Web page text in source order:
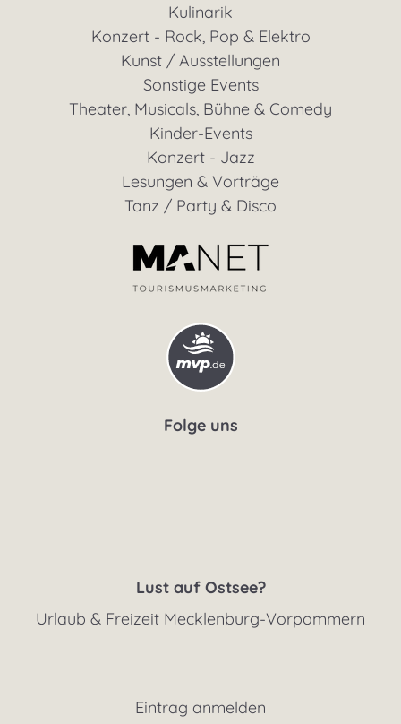
Kulinarik
Konzert - Rock, Pop & Elektro
Kunst / Ausstellungen
Sonstige Events
Theater, Musicals, Bühne & Comedy
Kinder-Events
Konzert - Jazz
Lesungen & Vorträge
Tanz / Party & Disco
Folge uns
Lust auf Ostsee?
Urlaub & Freizeit Mecklenburg-Vorpommern
Eintrag anmelden